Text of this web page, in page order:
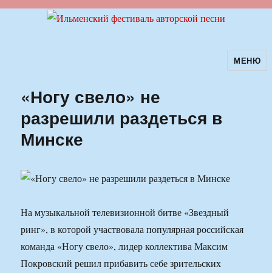
Ильменский фестиваль авторскойМЕНЮ
«Ногу свело» не
разрешили раздеться в
Минске
На музыкальной телевизионной битве «Звездный
ринг», в которой участвовала популярная российская
команда «Ногу свело», лидер коллектива Максим
Покровский решил прибавить себе зрительских